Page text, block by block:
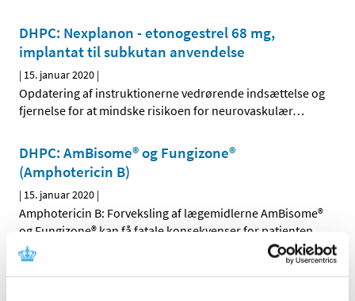
DHPC: Nexplanon - etonogestrel 68 mg,
implantat til subkutan anvendelse
| 15. januar 2020 |
Opdatering af instruktionerne vedrørende indsættelse og
fjernelse for at mindske risikoen for neurovaskulær…
DHPC: AmBisome® og Fungizone®
(Amphotericin B)
| 15. januar 2020 |
Amphotericin B: Forveksling af lægemidlerne AmBisome®
og Fungizone® kan få fatale konsekvenser for patienten
Opdatering af produktresumeer på grund af